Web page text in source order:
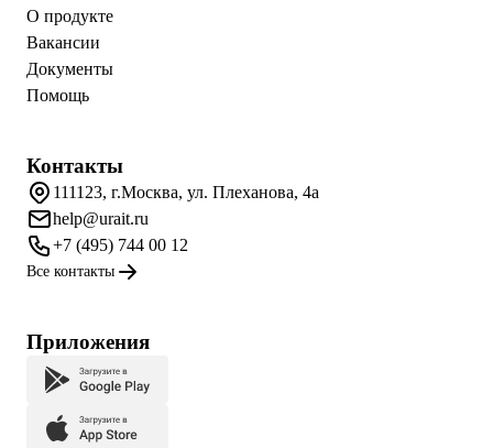
О продукте
Вакансии
Документы
Помощь
Контакты
111123, г.Москва, ул. Плеханова, 4а
help@urait.ru
+7 (495) 744 00 12
Все контакты
Приложения